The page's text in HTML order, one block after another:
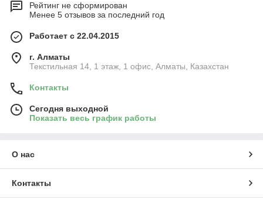
Рейтинг не сформирован
Менее 5 отзывов за последний год
Работает с 22.04.2015
г. Алматы
Текстильная 14, 1 этаж, 1 офис, Алматы, Казахстан
Контакты
Сегодня выходной
Показать весь график работы
О нас
Контакты